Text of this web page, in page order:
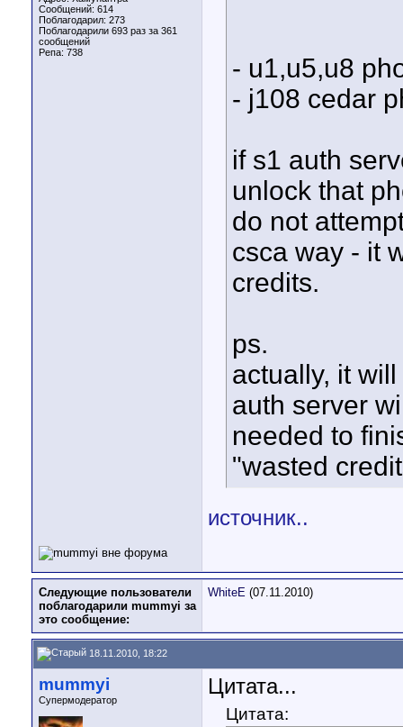
Сообщений: 614
Поблагодарил: 273
Поблагодарили 693 раз за 361
сообщений
Репа: 738
- u1,u5,u8
- j108 cedar
if s1 auth
unlock that
do not
csca way - it
credits.
ps.
actually, it
auth server
needed to
"wasted
источник..
Следующие пользователи
поблагодарили mummyi за
это сообщение:
WhiteE (07.11.2010)
18.11.2010, 18:22
mummyi
Супермодератор
Цитата...
Цитата: